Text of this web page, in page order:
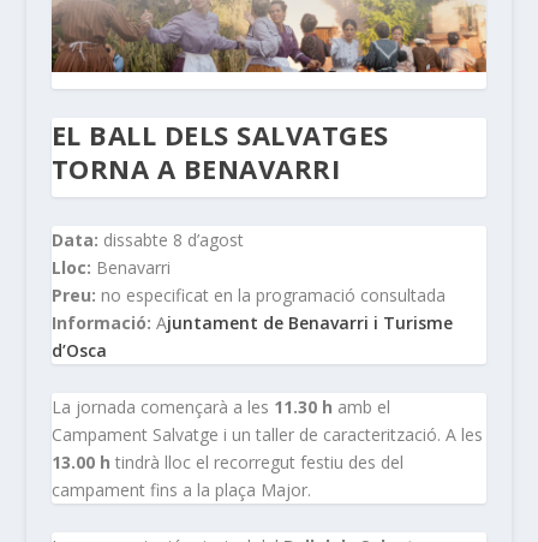
EL BALL DELS SALVATGES
TORNA A BENAVARRI
Data: dissabte 8 d’agost
Lloc: Benavarri
Preu: no especificat en la programació consultada
Informació: Ajuntament de Benavarri i Turisme
d’Osca
La jornada començarà a les 11.30 h amb el
Campament Salvatge i un taller de caracterització. A les
13.00 h tindrà lloc el recorregut festiu des del
campament fins a la plaça Major.